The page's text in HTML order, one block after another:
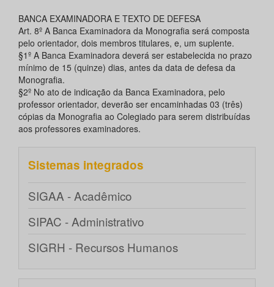
BANCA EXAMINADORA E TEXTO DE DEFESA
Art. 8º A Banca Examinadora da Monografia será composta
pelo orientador, dois membros titulares, e, um suplente.
§1º A Banca Examinadora deverá ser estabelecida no prazo
mínimo de 15 (quinze) dias, antes da data de defesa da
Monografia.
§2º No ato de indicação da Banca Examinadora, pelo
professor orientador, deverão ser encaminhadas 03 (três)
cópias da Monografia ao Colegiado para serem distribuídas
aos professores examinadores.
Sistemas integrados
SIGAA - Acadêmico
SIPAC - Administrativo
SIGRH - Recursos Humanos